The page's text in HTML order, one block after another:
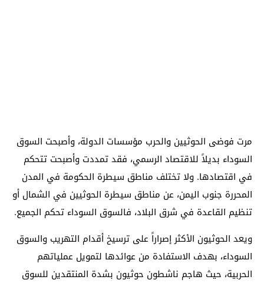
مرت فوضى الحوثيين والحرب مؤسسات الدولة، وأصبحت السوق
السوداء بديلاً للاقتصاد الرسمي، فقد تمددت وأصبحت تتحكم
في اقتصادها. ولا تختلف مناطق سيطرة الحكومة في المدن
المحررة جنوب اليمن، عن مناطق سيطرة الحوثيين في الشمال أو
تنظيم القاعدة في شرق البلاد، فالسوق السوداء تحكم الجميع.
ويعد الحوثيون الأكثر إصراراً على ترسيخ أقدام التهريب والسوق
السوداء، بهدف الاستفادة من عوائدها لتمويل عملياتهم
الحربية، حيث هاجم ناشطون حوثيون بشدة المنتقدين للسوق